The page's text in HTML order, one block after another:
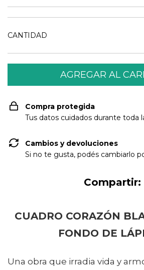
CANTIDAD
Compra protegida
Tus datos cuidados durante toda
Cambios y devoluciones
Si no te gusta, podés cambiarlo
Compartir:
CUADRO CORAZÓN
FONDO DE
Una obra que irradia vida y